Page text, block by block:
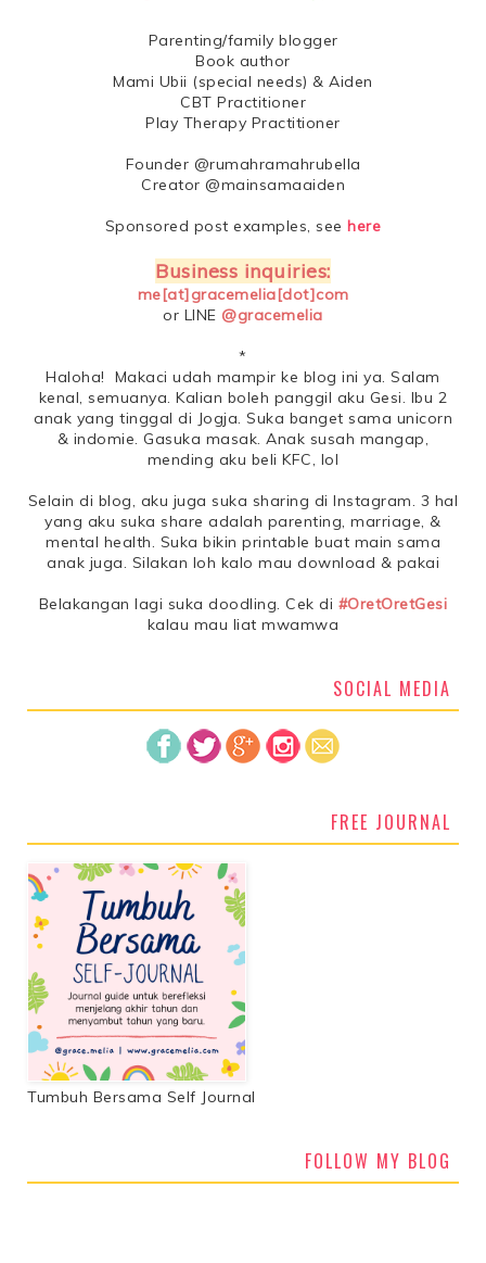
Parenting/family blogger
Book author
Mami Ubii (special needs) & Aiden
CBT Practitioner
Play Therapy Practitioner
Founder @rumahramahrubella
Creator @mainsamaaiden
Sponsored post examples, seehere
Business inquiries:
me[at]gracemelia[dot]com
or LINE @gracemelia
*
Haloha! Makaci udah mampir ke blog ini ya. Salam
kenal, semuanya. Kalian boleh panggil aku Gesi. Ibu 2
anak yang tinggal di Jogja. Suka banget sama unicorn
& indomie. Gasuka masak. Anak susah mangap,
mending aku beli KFC, lol
Selain di blog, aku juga suka sharing di Instagram. 3 hal
yang aku suka share adalah parenting, marriage, &
mental health. Suka bikin printable buat main sama
anak juga. Silakan loh kalo mau download & pakai
Belakangan lagi suka doodling. Cek di #OretOretGesi
kalau mau liat mwamwa
SOCIAL MEDIA
FREE JOURNAL
Tumbuh Bersama Self Journal
FOLLOW MY BLOG